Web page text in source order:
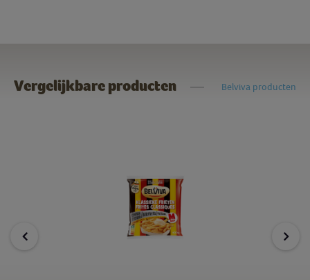
Vergelijkbare producten Belviva producten